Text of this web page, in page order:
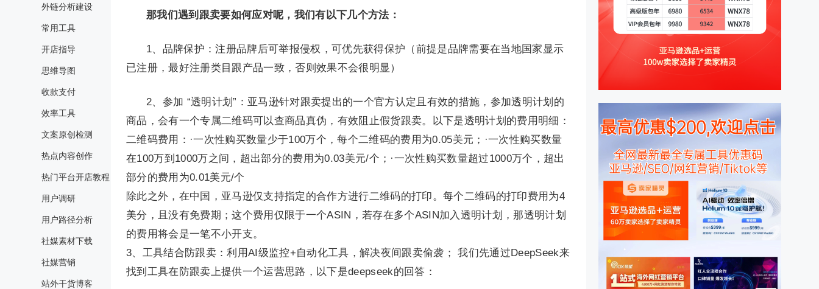
外链分析建设
常用工具
开店指导
思维导图
收款支付
效率工具
文案原创检测
热点内容创作
热门平台开店教程
用户调研
用户路径分析
社媒素材下载
社媒营销
站外干货博客
那我们遇到跟卖要如何应对呢，我们有以下几个方法：
1、品牌保护：注册品牌后可举报侵权，可优先获得保护（前提是品牌需要在当地国家显示
已注册，最好注册类目跟产品一致，否则效果不会很明显）
2、参加 “透明计划”：亚马逊针对跟卖提出的一个官方认定且有效的措施，参加透明计划的
商品，会有一个专属二维码可以查商品真伪，有效阻止假货跟卖。以下是透明计划的费用明细：
二维码费用：·一次性购买数量少于100万个，每个二维码的费用为0.05美元；·一次性购买数量
在100万到1000万之间，超出部分的费用为0.03美元/个；·一次性购买数量超过1000万个，超出
部分的费用为0.01美元/个
除此之外，在中国，亚马逊仅支持指定的合作方进行二维码的打印。每个二维码的打印费用为4
美分，且没有免费期；这个费用仅限于一个ASIN，若存在多个ASIN加入透明计划，那透明计划
的费用将会是一笔不小开支。
3、工具结合防跟卖：利用AI级监控+自动化工具，解决夜间跟卖偷袭； 我们先通过DeepSeek来
找到工具在防跟卖上提供一个运营思路，以下是deepseek的回答：